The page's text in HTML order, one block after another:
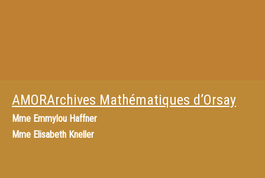
AMORArchives Mathématiques d’Orsay
Mme Emmylou Haffner
Mme Elisabeth Kneller